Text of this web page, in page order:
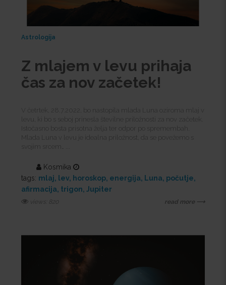
Astrologija
Z mlajem v levu prihaja
čas za nov začetek!
V četrtek, 28.7.2022, bo nastopila mlada Luna oziroma mlaj v
levu, ki bo s seboj prinesla številne priložnosti za nov začetek.
Istočasno bosta prisotna želja ter odpor po spremembah.
Mlada Luna v levu je idealna priložnost, da se povežemo s
svojim srcem… ...
Kosmika
tags: mlaj lev horoskop energija Luna počutje
afirmacija trigon Jupiter
views: 820 read more ⟶